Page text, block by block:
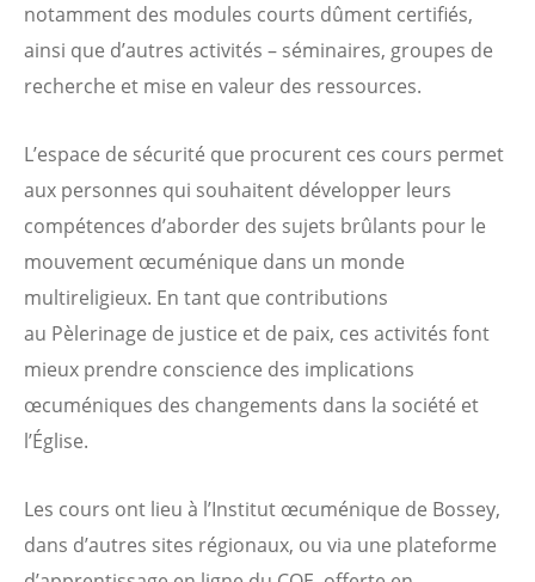
notamment des modules courts dûment certifiés,
ainsi que d’autres activités – séminaires, groupes de
recherche et mise en valeur des ressources.
L’espace de sécurité que procurent ces cours permet
aux personnes qui souhaitent développer leurs
compétences d’aborder des sujets brûlants pour le
mouvement œcuménique dans un monde
multireligieux. En tant que contributions
au Pèlerinage de justice et de paix, ces activités font
mieux prendre conscience des implications
œcuméniques des changements dans la société et
l’Église.
Les cours ont lieu à l’Institut œcuménique de Bossey,
dans d’autres sites régionaux, ou via une plateforme